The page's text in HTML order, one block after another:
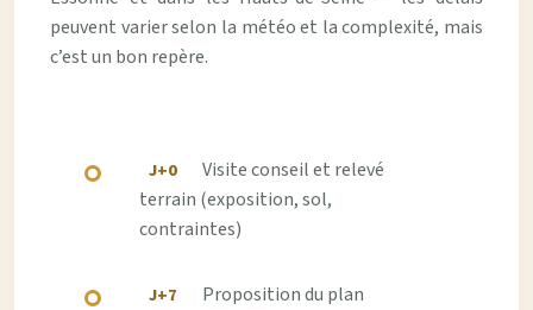
peuvent varier selon la météo et la complexité, mais
c’est un bon repère.
J+0
Visite conseil et relevé
terrain (exposition, sol,
contraintes)
J+7
Proposition du plan